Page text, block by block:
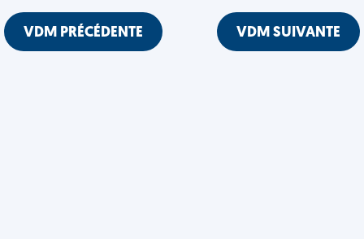
VDM PRÉCÉDENTE VDM SUIVANTE